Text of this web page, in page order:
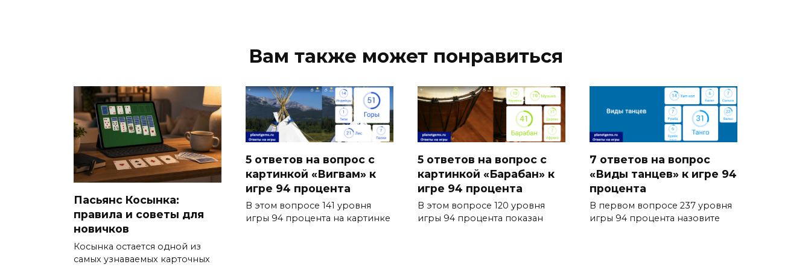
Вам также может понравиться
Пасьянс Косынка:
правила и советы для
новичков
Косынка остается одной из
самых узнаваемых карточных
5 ответов на вопрос с
картинкой «Вигвам» к
игре 94 процента
В этом вопросе 141 уровня
игры 94 процента на картинке
5 ответов на вопрос с
картинкой «Барабан» к
игре 94 процента
В этом вопросе 120 уровня
игры 94 процента показан
7 ответов на вопрос
«Виды танцев» к игре 94
процента
В первом вопросе 237 уровня
игры 94 процента назовите